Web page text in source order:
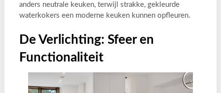
anders neutrale keuken, terwijl strakke, gekleurde
waterkokers een moderne keuken kunnen opfleuren.
De Verlichting: Sfeer en
Functionaliteit